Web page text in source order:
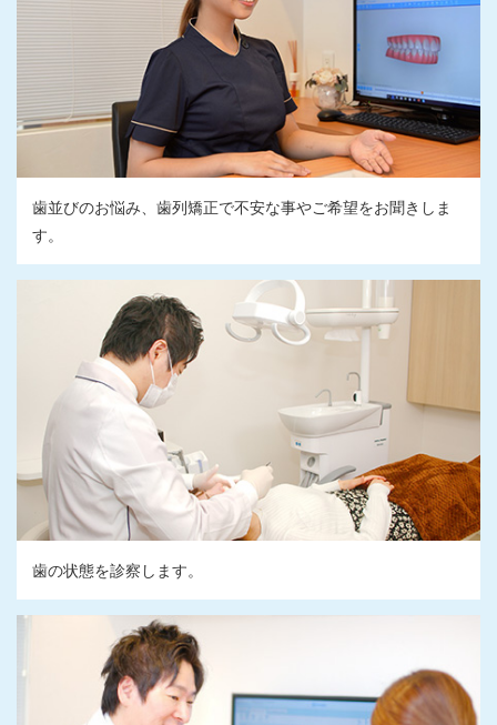
歯並びのお悩み、歯列矯正で不安な事やご希望をお聞きしま
す。
歯の状態を診察します。